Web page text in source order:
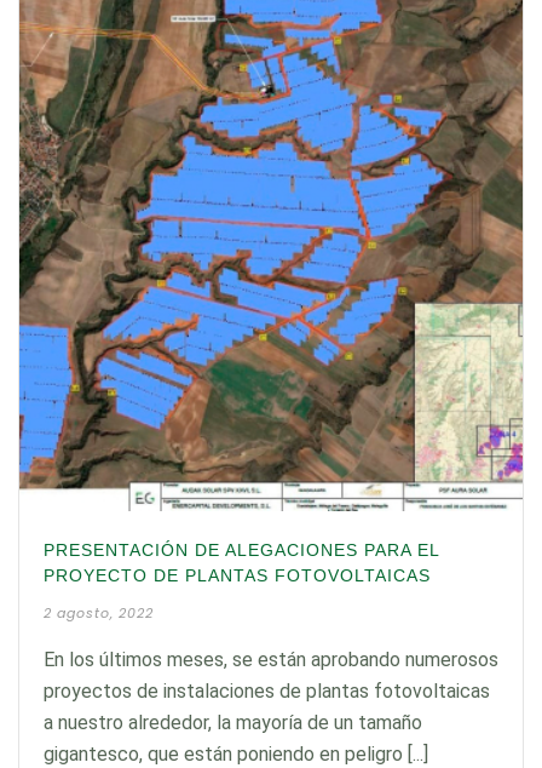
PRESENTACIÓN DE ALEGACIONES PARA EL
PROYECTO DE PLANTAS FOTOVOLTAICAS
2 agosto, 2022
En los últimos meses, se están aprobando numerosos
proyectos de instalaciones de plantas fotovoltaicas
a nuestro alrededor, la mayoría de un tamaño
gigantesco, que están poniendo en peligro [...]